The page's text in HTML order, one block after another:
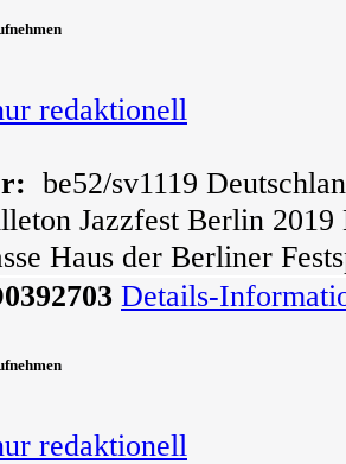
redaktionell
be52/sv1119
Jazzfest Berlin
Haus der Berliner
Details-
redaktionell